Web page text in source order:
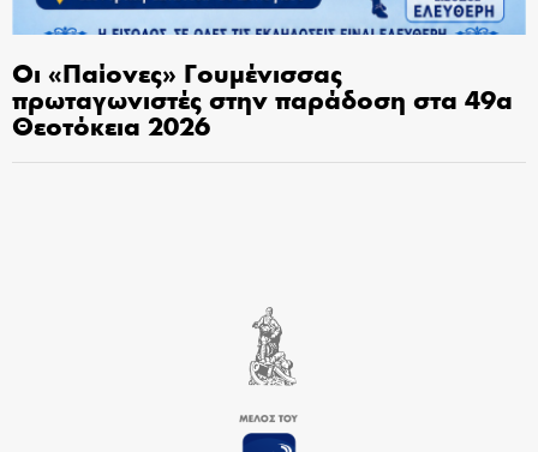
Οι «Παίονες» Γουμένισσας
πρωταγωνιστές στην παράδοση στα 49α
Θεοτόκεια 2026